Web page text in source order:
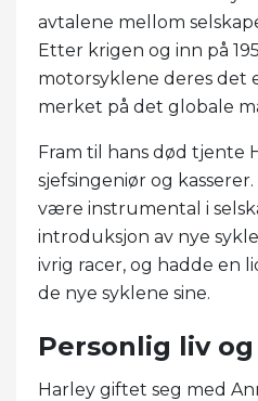
avtalene mellom
Etter krigen og inn på
motorsyklene deres det
merket på det globale
Fram til hans død tjente
sjefsingeniør og
være instrumental i
introduksjon av nye
ivrig racer, og hadde en
de nye syklene sine.
Personlig liv
Harley giftet seg med